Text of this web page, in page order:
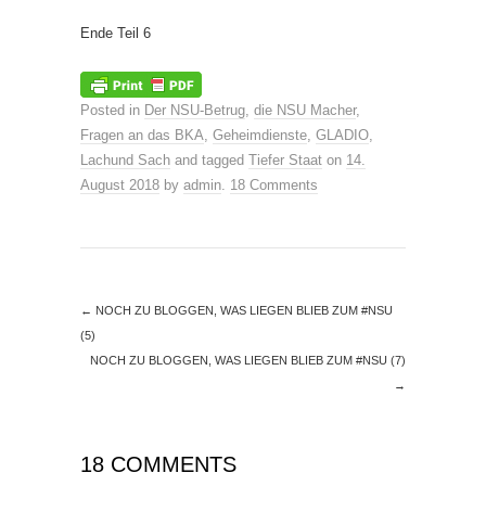
Ende Teil 6
Posted in Der NSU-Betrug die NSU Macher,
Fragen an das BKA Geheimdienste GLADIO
Lachund Sach and tagged Tiefer Staat on 14.
August 2018 by admin 18 Comments
← NOCH ZU BLOGGEN, WAS LIEGEN BLIEB ZUM #NSU
(5)
NOCH ZU BLOGGEN, WAS LIEGEN BLIEB ZUM #NSU (7)
→
18 COMMENTS